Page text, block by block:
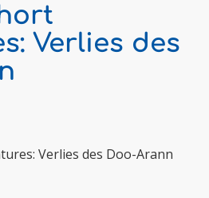
Verlies des